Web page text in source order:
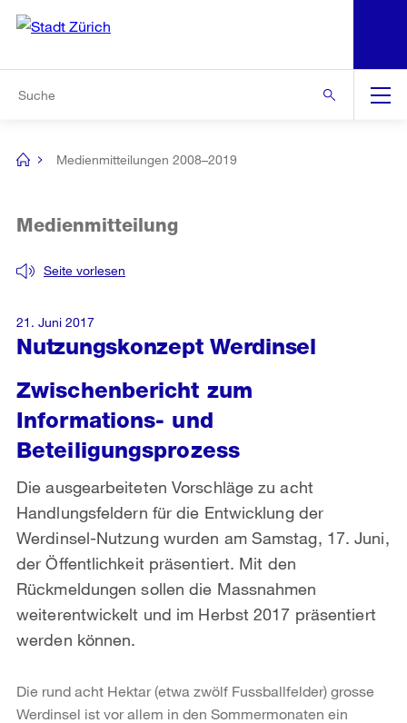
Navigation
[no
Medienmitteilungen 2008–2019
Nutzungskonzept Werdinsel
Seite vorlesen
Medienmitteilung
Zwischenbericht zum
Informations- und
Beteiligungsprozess
Die ausgearbeiteten Vorschläge zu acht
Handlungsfeldern für die Entwicklung der
Werdinsel-Nutzung wurden am Samstag, 17. Juni,
der Öffentlichkeit präsentiert. Mit den
Rückmeldungen sollen die Massnahmen
weiterentwickelt und im Herbst 2017 präsentiert
werden können.
21. Juni 2017
Die rund acht Hektar (etwa zwölf Fussballfelder) grosse
Werdinsel ist vor allem in den Sommermonaten ein